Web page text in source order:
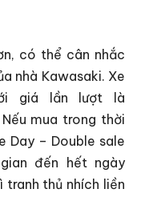
có thể cân nhắc
nhà Kawasaki. Xe
giá lần lượt là
mua trong thời
Day – Double sale
đến hết ngày
thủ nhích liền